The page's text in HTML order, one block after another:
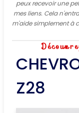
peux recevoir une
mes liens. Cela
m'aide simplement à
Z28